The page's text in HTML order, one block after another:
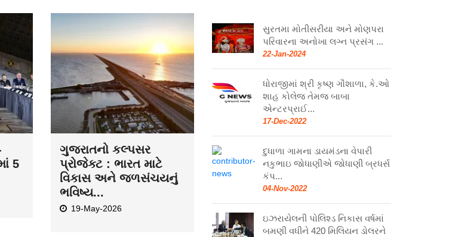
સુરતમા મોતીસરીયા અને મોણપરા
પરિવારના અનોખા લગ્ન પ્રસંગ ...
22-Jan-2024
ધોરાજીમાં શ્રી કૃષ્ણ ગૌશાળા, કે.ઓ
શાહ કોલેજ તેમજ બાબા
એન્ટરપ્રાઈ...
17-Dec-2022
દુધાળા ગામના ડાયમંડના વેપારી
નકુભાઇ જોધાણીએ જોધાણી બ્રધર્સ
કંપ...
04-Nov-2022
ઇઝરાયેલની પોલિશ્ડ નિકાસ વર્ષમાં
બમણી વધીને 420 મિલિયન ડોલરને